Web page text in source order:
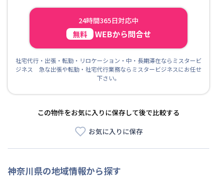
24時間365日対応中
無料 WEBから問合せ
社宅代行・出張・転勤・リロケーション・中・長期滞在ならミスタービ
ジネス 急な出張や転勤・社宅代行業務ならミスタービジネスにお任せ
下さい。
この物件をお気に入りに保存して後で比較する
お気に入りに保存
神奈川県の地域情報から探す